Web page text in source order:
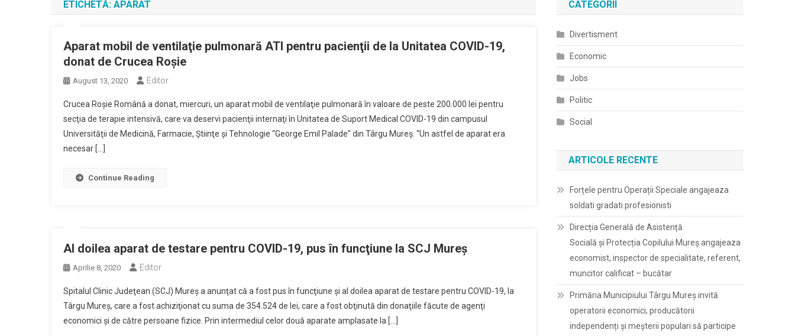
ETICHETĂ: APARAT
Aparat mobil de ventilaţie pulmonară ATI pentru pacienţii de la Unitatea COVID-19,
donat de Crucea Roşie
August 13, 2020 Editor
Crucea Roşie Română a donat, miercuri, un aparat mobil de ventilaţie pulmonară în valoare de peste 200.000 lei pentru
secţia de terapie intensivă, care va deservi pacienţii internaţi în Unitatea de Suport Medical COVID-19 din campusul
Universităţii de Medicină, Farmacie, Ştiinţe şi Tehnologie “George Emil Palade” din Târgu Mureş. “Un astfel de aparat era
necesar […]
Continue Reading
Al doilea aparat de testare pentru COVID-19, pus în funcţiune la SCJ Mureş
Aprilie 8, 2020 Editor
Spitalul Clinic Judeţean (SCJ) Mureş a anunţat că a fost pus în funcţiune şi al doilea aparat de testare pentru COVID-19, la
Târgu Mureş, care a fost achiziţionat cu suma de 354.524 de lei, care a fost obţinută din donaţiile făcute de agenţi
economici şi de către persoane fizice. Prin intermediul celor două aparate amplasate la […]
CATEGORII
Divertisment
Economic
Jobs
Politic
Social
ARTICOLE RECENTE
Forțele pentru Operații Speciale angajeaza
soldati gradati profesionisti
Direcția Generală de Asistență
Socială și Protecția Copilului Mureș angajeaza
economist, inspector de specialitate, referent,
muncitor calificat – bucătar
Primăria Municipiului Târgu Mureș invită
operatorii economici, producătorii
independenți și meșterii populari să participe